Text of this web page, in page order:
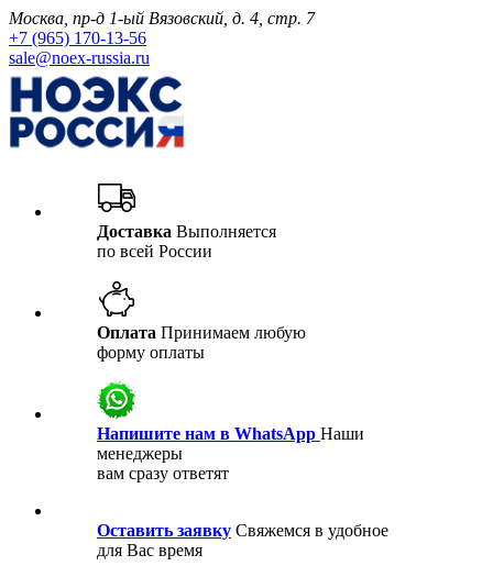
Москва, пр-д 1-ый Вязовский, д. 4, стр. 7
+7 (965) 170-13-56
sale@noex-russia.ru
Доставка Выполняется
по всей России
Оплата Принимаем любую
форму оплаты
Напишите нам в WhatsApp Наши
менеджеры
вам сразу ответят
Оставить заявку Свяжемся в удобное
для Вас время